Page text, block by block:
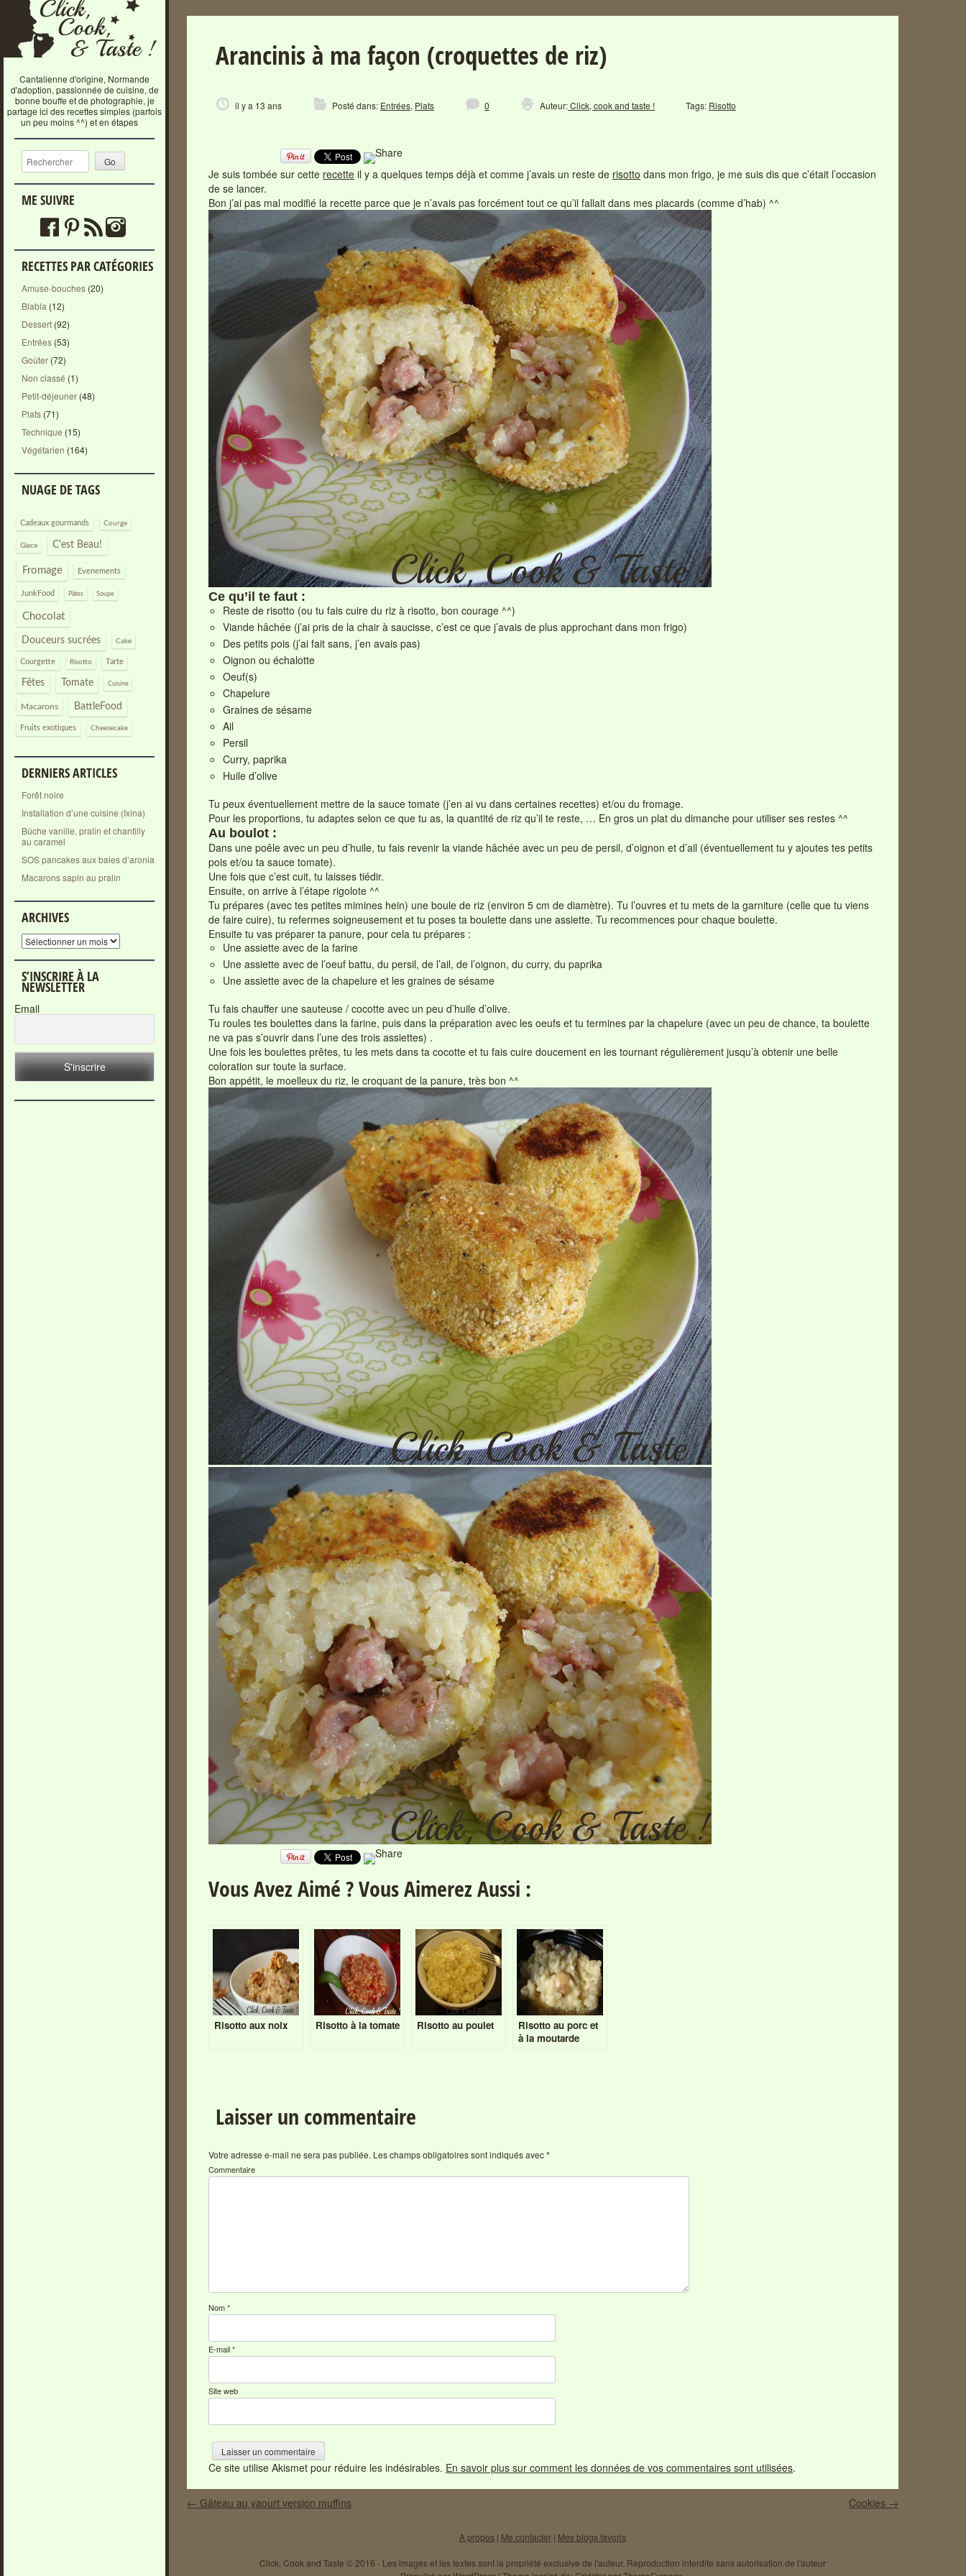
Cantalienne d'origine, Normande
d'adoption, passionnée de cuisine, de
bonne bouffe et de photographie, je
partage ici des recettes simples (parfois
un peu moins ^^) et en étapes
Recherche
ME SUIVRE
RECETTES PAR CATÉGORIES
Amuse-bouches (20)
Blabla (12)
Dessert (92)
Entrées (53)
Goûter (72)
Non classé (1)
Petit-déjeuner (48)
Plats (71)
Technique (15)
Végétarien (164)
NUAGE DE TAGS
Cadeaux gourmands Courge
Glace C'est Beau!
Fromage Evenements
JunkFood Pâtes Soupe
Chocolat
Douceurs sucrées Cake
Courgette Risotto Tarte
Fêtes Tomate Cuisine
Macarons BattleFood
Fruits exotiques Cheesecake
DERNIERS ARTICLES
Forêt noire
Installation d’une cuisine (Ixina)
Bûche vanille, pralin et chantilly
au caramel
SOS pancakes aux baies d’aronia
Macarons sapin au pralin
ARCHIVES
Archives
S’INSCRIRE À LA
NEWSLETTER
Email
Arancinis à ma façon (croquettes de riz)
il y a 13 ans Posté dans: Entrées, Plats 0 Auteur:Click, cook and taste ! Tags: Risotto
Je suis tombée sur cette recette il y a quelques temps déjà et comme j’avais un reste de risotto dans mon frigo, je me suis dis que c’était l’occasion
de se lancer.
Bon j’ai pas mal modifié la recette parce que je n’avais pas forcément tout ce qu’il fallait dans mes placards (comme d’hab) ^^
Ce qu’il te faut :
Reste de risotto (ou tu fais cuire du riz à risotto, bon courage ^^)
Viande hâchée (j’ai pris de la chair à saucisse, c’est ce que j’avais de plus approchant dans mon frigo)
Des petits pois (j’ai fait sans, j’en avais pas)
Oignon ou échalotte
Oeuf(s)
Chapelure
Graines de sésame
Ail
Persil
Curry, paprika
Huile d’olive
Tu peux éventuellement mettre de la sauce tomate (j’en ai vu dans certaines recettes) et/ou du fromage.
Pour les proportions, tu adaptes selon ce que tu as, la quantité de riz qu’il te reste, … En gros un plat du dimanche pour utiliser ses restes ^^
Au boulot :
Dans une poêle avec un peu d’huile, tu fais revenir la viande hâchée avec un peu de persil, d’oignon et d’ail (éventuellement tu y ajoutes tes petits
pois et/ou ta sauce tomate).
Une fois que c’est cuit, tu laisses tiédir.
Ensuite, on arrive à l’étape rigolote ^^
Tu prépares (avec tes petites mimines hein) une boule de riz (environ 5 cm de diamètre). Tu l’ouvres et tu mets de la garniture (celle que tu viens
de faire cuire), tu refermes soigneusement et tu poses ta boulette dans une assiette. Tu recommences pour chaque boulette.
Ensuite tu vas préparer ta panure, pour cela tu prépares :
Une assiette avec de la farine
Une assiette avec de l’oeuf battu, du persil, de l’ail, de l’oignon, du curry, du paprika
Une assiette avec de la chapelure et les graines de sésame
Tu fais chauffer une sauteuse / cocotte avec un peu d’huile d’olive.
Tu roules tes boulettes dans la farine, puis dans la préparation avec les oeufs et tu termines par la chapelure (avec un peu de chance, ta boulette
ne va pas s’ouvrir dans l’une des trois assiettes) .
Une fois les boulettes prêtes, tu les mets dans ta cocotte et tu fais cuire doucement en les tournant régulièrement jusqu’à obtenir une belle
coloration sur toute la surface.
Bon appétit, le moelleux du riz, le croquant de la panure, très bon ^^
Vous Avez Aimé ? Vous Aimerez Aussi :
Risotto aux noix Risotto à la tomate Risotto au poulet
Risotto au porc et
à la moutarde
Laisser un commentaire
Votre adresse e-mail ne sera pas publiée. Les champs obligatoires sont indiqués avec*
Commentaire
Nom*
E-mail*
Site web
Ce site utilise Akismet pour réduire les indésirables. En savoir plus sur comment les données de vos commentaires sont utilisées.
← Gâteau au yaourt version muffins Cookies →
A propos | Me contacter | Mes blogs favoris
Click, Cook and Taste © 2016 - Les images et les textes sont la propriété exclusive de l'auteur. Reproduction interdite sans autorisation de l'auteur